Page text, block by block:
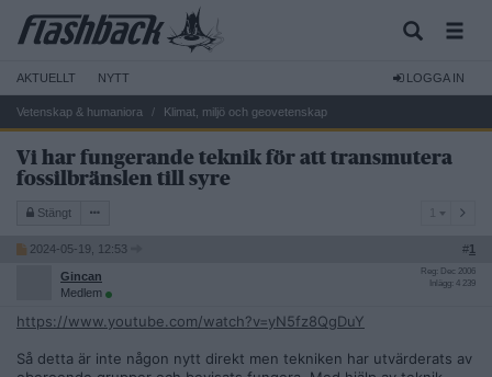
AKTUELLT NYTT LOGGA IN
Vetenskap & humaniora Klimat, miljö och geovetenskap
Vi har fungerande teknik för att transmutera
fossilbränslen till syre
Stängt
2024-05-19, 12:53 #1
Gincan
Medlem
Reg: Dec 2006
Inlägg: 4 239
https://www.youtube.com/watch?v=yN5fz8QgDuY
Så detta är inte någon nytt direkt men tekniken har utvärderats av